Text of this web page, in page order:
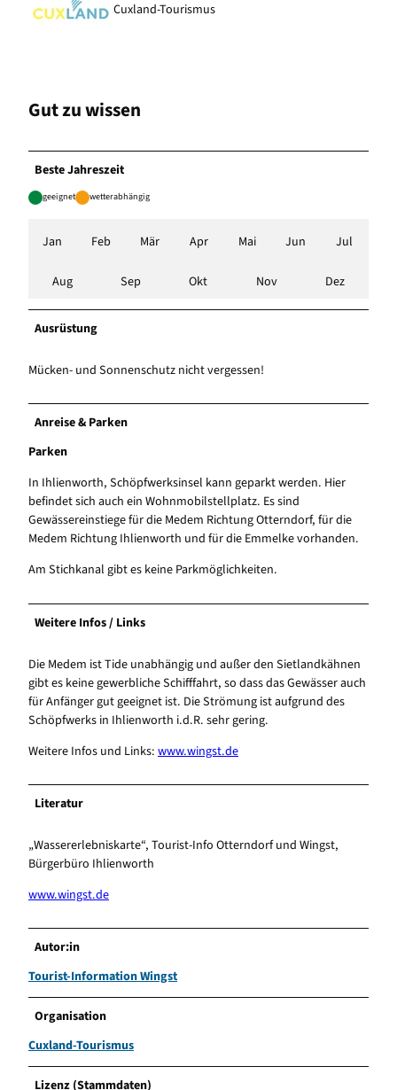
Cuxland-Tourismus
Gut zu wissen
Beste Jahreszeit
geeignet wetterabhängig
Jan Feb Mär Apr Mai Jun Jul
Aug Sep Okt Nov Dez
Ausrüstung
Mücken- und Sonnenschutz nicht vergessen!
Anreise & Parken
Parken
In Ihlienworth, Schöpfwerksinsel kann geparkt werden. Hier
befindet sich auch ein Wohnmobilstellplatz. Es sind
Gewässereinstiege für die Medem Richtung Otterndorf, für die
Medem Richtung Ihlienworth und für die Emmelke vorhanden.
Am Stichkanal gibt es keine Parkmöglichkeiten.
Weitere Infos / Links
Die Medem ist Tide unabhängig und außer den Sietlandkähnen
gibt es keine gewerbliche Schifffahrt, so dass das Gewässer auch
für Anfänger gut geeignet ist. Die Strömung ist aufgrund des
Schöpfwerks in Ihlienworth i.d.R. sehr gering.
Weitere Infos und Links: www.wingst.de
Literatur
„Wassererlebniskarte“, Tourist-Info Otterndorf und Wingst,
Bürgerbüro Ihlienworth
www.wingst.de
Autor:in
Tourist-Information Wingst
Organisation
Cuxland-Tourismus
Lizenz (Stammdaten)